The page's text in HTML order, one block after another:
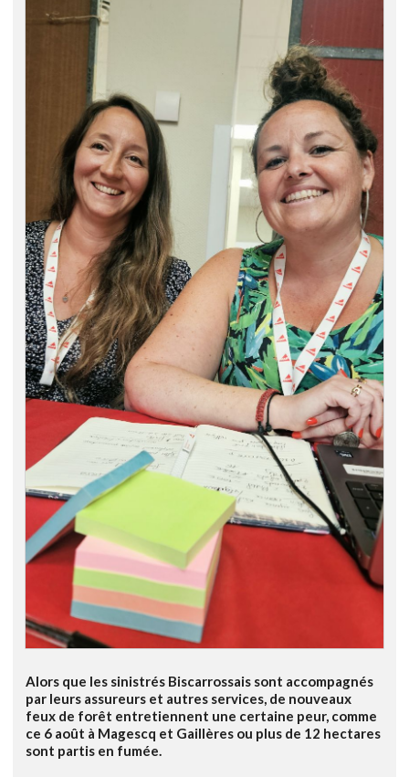
Alors que les sinistrés Biscarrossais sont accompagnés
par leurs assureurs et autres services, de nouveaux
feux de forêt entretiennent une certaine peur, comme
ce 6 août à Magescq et Gaillères ou plus de 12 hectares
sont partis en fumée.